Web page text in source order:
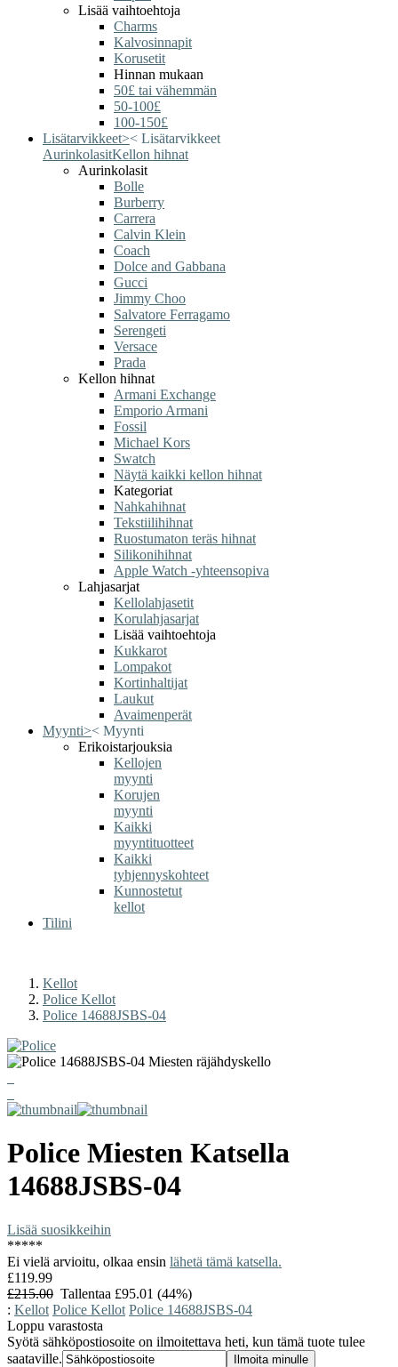
Lisää vaihtoehtoja
Charms
Kalvosinnapit
Korusetit
Hinnan mukaan
50£ tai vähemmän
50-100£
100-150£
Lisätarvikkeet>< Lisätarvikkeet
AurinkolasitKellon hihnat
Aurinkolasit
Bolle
Burberry
Carrera
Calvin Klein
Coach
Dolce and Gabbana
Gucci
Jimmy Choo
Salvatore Ferragamo
Serengeti
Versace
Prada
Kellon hihnat
Armani Exchange
Emporio Armani
Fossil
Michael Kors
Swatch
Näytä kaikki kellon hihnat
Kategoriat
Nahkahihnat
Tekstiilihihnat
Ruostumaton teräs hihnat
Silikonihihnat
Apple Watch -yhteensopiva
Lahjasarjat
Kellolahjasetit
Korulahjasarjat
Lisää vaihtoehtoja
Kukkarot
Lompakot
Kortinhaltijat
Laukut
Avaimenperät
Myynti>< Myynti
Erikoistarjouksia
Kellojen
myynti
Korujen
myynti
Kaikki
myyntituotteet
Kaikki
tyhjennyskohteet
Kunnostetut
kellot
Tilini
Kellot
Police Kellot
Police 14688JSBS-04
Police Miesten Katsella
14688JSBS-04
Lisää suosikkeihin
*****
Ei vielä arvioitu, olkaa ensin lähetä tämä katsella.
£119.99
£215.00 Tallentaa £95.01 (44%)
: Kellot Police Kellot Police 14688JSBS-04
Loppu varastosta
Syötä sähköpostiosoite on ilmoitettava heti, kun tämä tuote tulee
saataville.